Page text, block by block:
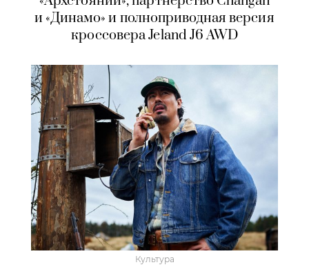
и «Динамо» и полноприводная версия
кроссовера Jeland J6 AWD
Культура